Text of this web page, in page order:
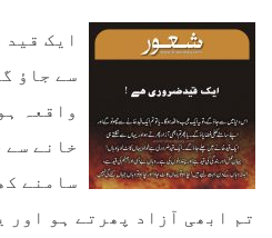
ایک قید
سے جاؤ
واقعہ
خانے سے
سامنے
تم ابھی آزاد پھرتے ہو اور